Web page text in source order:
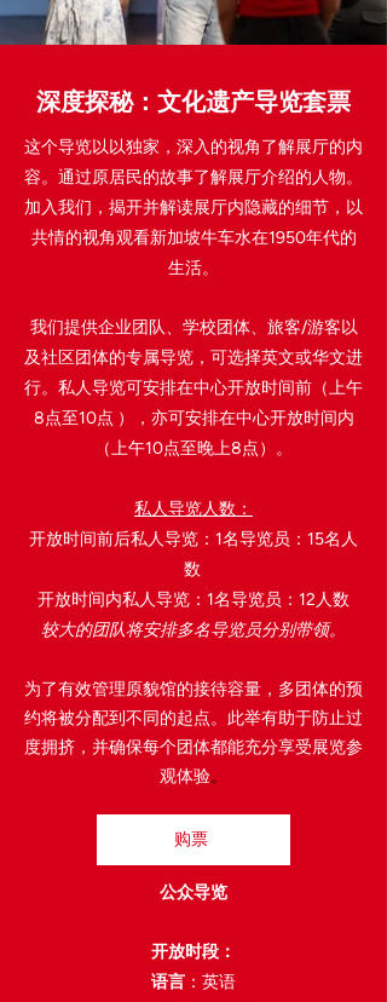
深度探秘：文化遗产导览套票
这个导览以以独家，深入的视角了解展厅的内
容。通过原居民的故事了解展厅介绍的人物。
加入我们，揭开并解读展厅内隐藏的细节，以
共情的视角观看新加坡牛车水在1950年代的
生活。
我们提供企业团队、学校团体、旅客/游客以
及社区团体的专属导览，可选择英文或华文进
行。私人导览可安排在中心开放时间前（上午
8点至10点 ），亦可安排在中心开放时间内
（上午10点至晚上8点）。
私人导览人数：
开放时间前后私人导览：1名导览员：15名人
数
开放时间内私人导览：1名导览员：12人数
较大的团队将安排多名导览员分别带领。
为了有效管理原貌馆的接待容量，多团体的预
约将被分配到不同的起点。此举有助于防止过
度拥挤，并确保每个团体都能充分享受展览参
观体验。
购票
公众导览
开放时段：
语言 ：英语